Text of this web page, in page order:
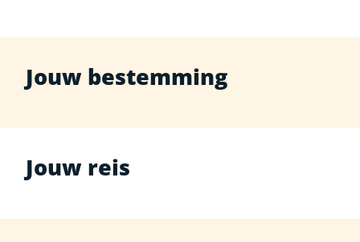
Jouw bestemming
Jouw reis